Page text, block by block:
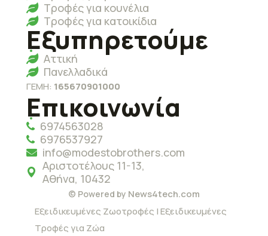
Τροφές για κουνέλια
Τροφές για κατοικίδια
Εξυπηρετούμε
Αττική
Πανελλαδικά
ΓΕΜΗ: 165670901000
Επικοινωνία
6974563028
6976537927
info@modestobrothers.com
Αριστοτέλους 11-13,
Αθήνα, 10432
© Powered by News4tech.com
Εξειδικευμένες Ζωοτροφές | Εξειδικευμένες
Τροφές για Ζώα